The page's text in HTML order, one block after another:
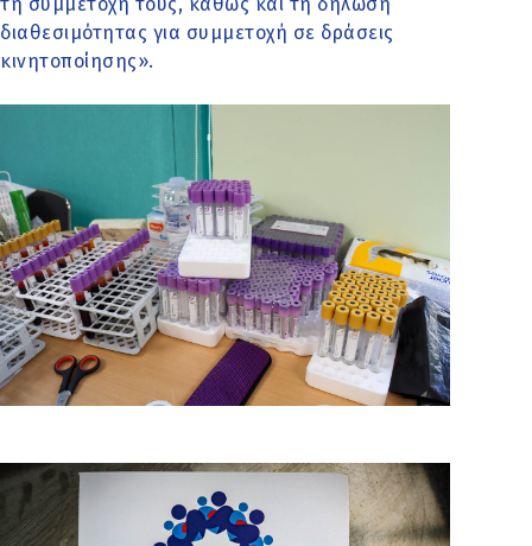
διαθεσιμότητας για συμμετοχή σε δράσεις
κινητοποίησης».